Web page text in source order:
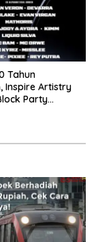
Tahun
Inspire Artistry
Party